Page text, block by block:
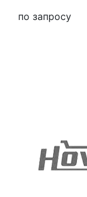
по запросу